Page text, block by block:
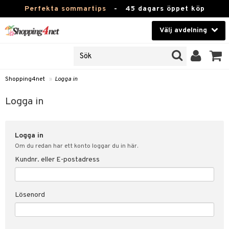
Perfekta sommartips - 45 dagars öppet köp
Välj avdelning
Kontaktlinser
Hälsokost
Fitness
Hem & Inredning
Leksaker, Barn & Baby
Varumärken
Shopping4net » Logga in
Logga in
Logga in
Om du redan har ett konto loggar du in här.
Kundnr. eller E-postadress
Lösenord
svar